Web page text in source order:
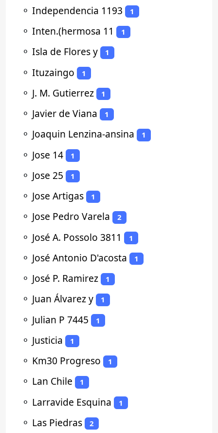
⚬ Independencia 1193 1
⚬ Inten.(hermosa 11 1
⚬ Isla de Flores y 1
⚬ Ituzaingo 1
⚬ J. M. Gutierrez 1
⚬ Javier de Viana 1
⚬ Joaquin Lenzina-ansina 1
⚬ Jose 14 1
⚬ Jose 25 1
⚬ Jose Artigas 1
⚬ Jose Pedro Varela 2
⚬ José A. Possolo 3811 1
⚬ José Antonio D'acosta 1
⚬ José P. Ramirez 1
⚬ Juan Álvarez y 1
⚬ Julian P 7445 1
⚬ Justicia 1
⚬ Km30 Progreso 1
⚬ Lan Chile 1
⚬ Larravide Esquina 1
⚬ Las Piedras 2